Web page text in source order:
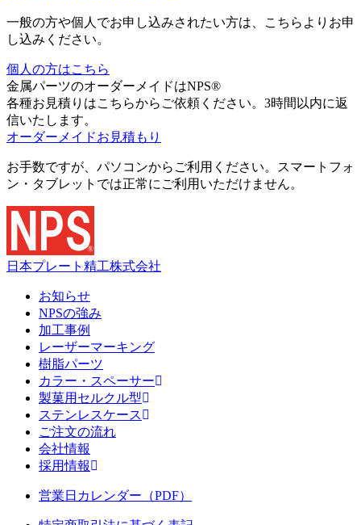
一般の方や個人でお申し込みされたい方は、こちらよりお申
し込みください。
個人の方はこちら
金属パーツのオーダーメイドはNPS®
各種お見積りはこちらからご依頼ください。3時間以内に返
信いたします。
オーダーメイドお見積もり
お手数ですが、パソコンからご利用ください。スマートフォ
ン・タブレットでは正常にご利用いただけません。
日本プレート精工株式会社
お知らせ
NPSの強み
加工事例
レーザーマーキング
樹脂パーツ
カラー・スペーサー
製菓用セルクル型
ステンレスケース
ご注文の流れ
会社情報
採用情報
営業日カレンダー（PDF）